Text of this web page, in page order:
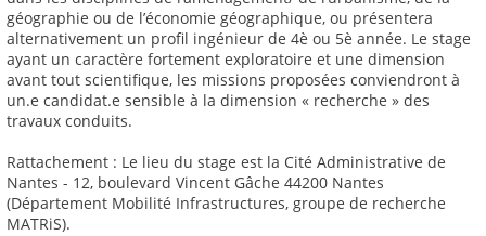
géographie ou de l’économie géographique, ou présentera
alternativement un profil ingénieur de 4è ou 5è année. Le stage
ayant un caractère fortement exploratoire et une dimension
avant tout scientifique, les missions proposées conviendront à
un.e candidat.e sensible à la dimension « recherche » des
travaux conduits.
Rattachement : Le lieu du stage est la Cité Administrative de
Nantes - 12, boulevard Vincent Gâche 44200 Nantes
(Département Mobilité Infrastructures, groupe de recherche
MATRiS).